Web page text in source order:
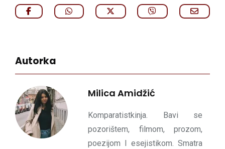
Autorka
Milica Amidžić
Komparatistkinja. Bavi se
pozorištem, filmom, prozom,
poezijom I esejistikom. Smatra